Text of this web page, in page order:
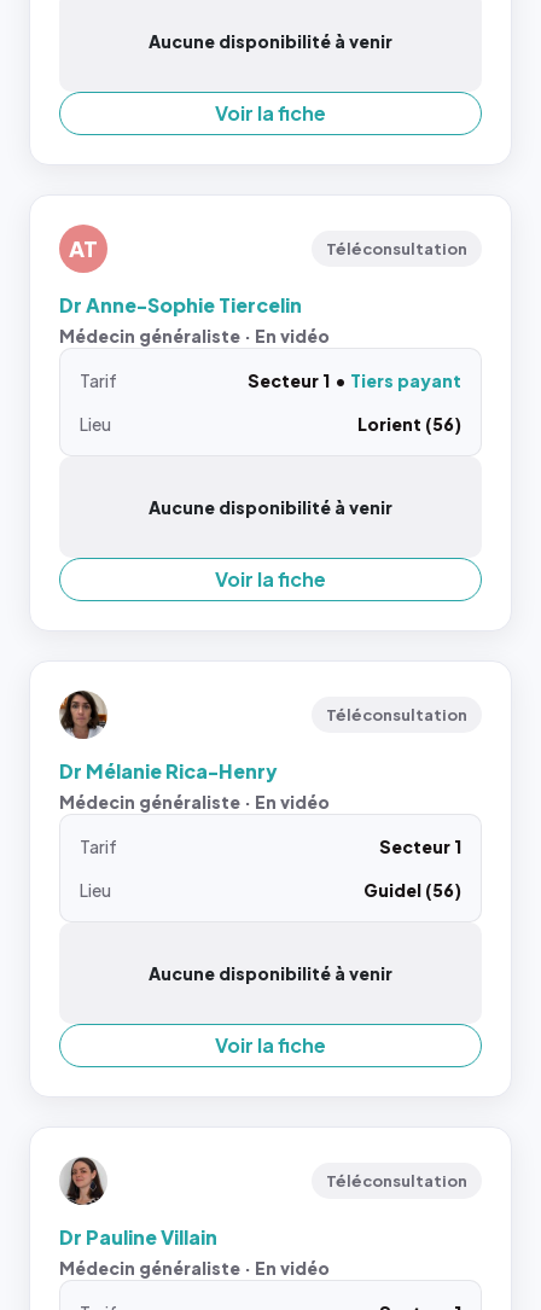
Aucune disponibilité à venir
Voir la fiche
AT Téléconsultation
Dr Anne-Sophie Tiercelin
Médecin généraliste · En vidéo
Tarif Secteur 1
Tiers payant
Lieu
Lorient (56)
Aucune disponibilité à venir
Voir la fiche
Téléconsultation
Dr Mélanie Rica-Henry
Médecin généraliste · En vidéo
Tarif
Secteur 1
Lieu
Guidel (56)
Aucune disponibilité à venir
Voir la fiche
Téléconsultation
Dr Pauline Villain
Médecin généraliste · En vidéo